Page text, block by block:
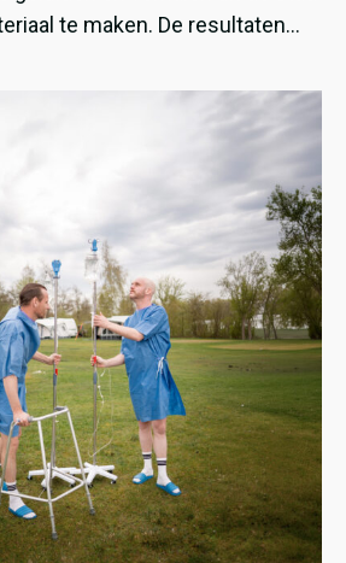
te maken. De resultaten
en Noardewyn.